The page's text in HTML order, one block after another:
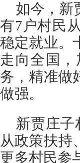
如今，新
有7户村民
稳定就业。
走向全国
务，精准做
做强。
新贾庄子
从政策扶持
更多村民参